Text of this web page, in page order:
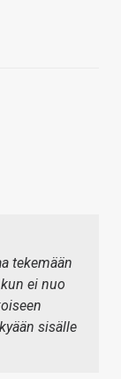
tekemään
ei nuo
sisälle